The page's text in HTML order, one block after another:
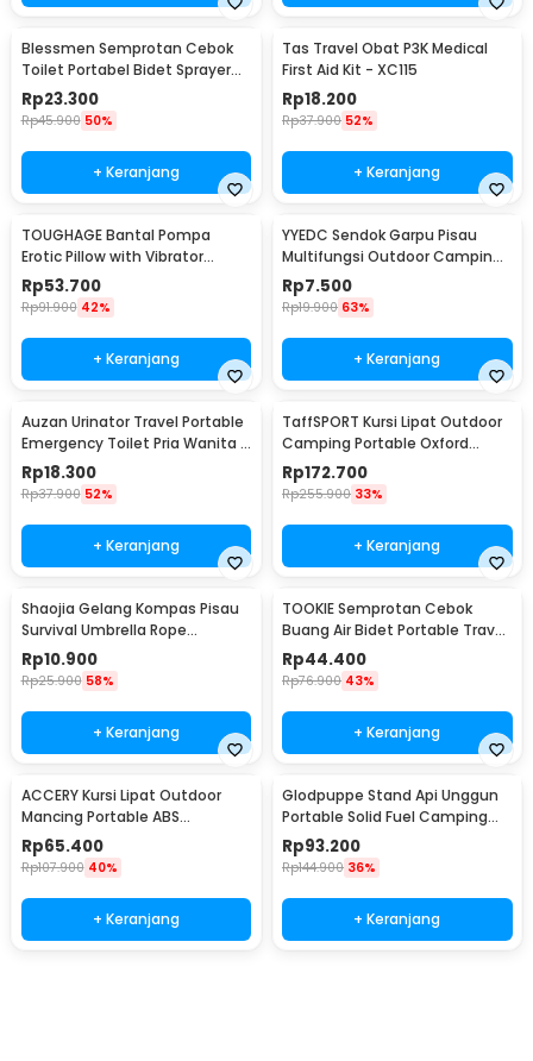
Blessmen Semprotan Cebok
Toilet Portabel Bidet Sprayer
450ml - WR-450
Rp23.300
Rp45.900 50%
+ Keranjang
Tas Travel Obat P3K Medical
First Aid Kit - XC115
Rp18.200
Rp37.900 52%
+ Keranjang
TOUGHAGE Bantal Pompa
Erotic Pillow with Vibrator
Holder - PF3102
Rp53.700
Rp91.900 42%
+ Keranjang
YYEDC Sendok Garpu Pisau
Multifungsi Outdoor Camping
Spork EDC Tools - LX708
Rp7.500
Rp19.900 63%
+ Keranjang
Auzan Urinator Travel Portable
Emergency Toilet Pria Wanita -
C1676
Rp18.300
Rp37.900 52%
+ Keranjang
TaffSPORT Kursi Lipat Outdoor
Camping Portable Oxford
Folding Chair Low - SF733
Rp172.700
Rp255.900 33%
+ Keranjang
Shaojia Gelang Kompas Pisau
Survival Umbrella Rope
Bracelet - HJT41
Rp10.900
Rp25.900 58%
+ Keranjang
TOOKIE Semprotan Cebok
Buang Air Bidet Portable Travel
Sprayer 560ml - WS500
Rp44.400
Rp76.900 43%
+ Keranjang
ACCERY Kursi Lipat Outdoor
Mancing Portable ABS
Telescopic Chair - NDS66
Rp65.400
Rp107.900 40%
+ Keranjang
Glodpuppe Stand Api Unggun
Portable Solid Fuel Camping
Tool - EZ203
Rp93.200
Rp144.900 36%
+ Keranjang